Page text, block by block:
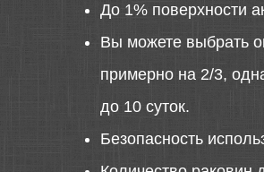
До 1% поверхности
Вы можете выбрать
примерно на 2/3,
до 10 суток.
Безопасность